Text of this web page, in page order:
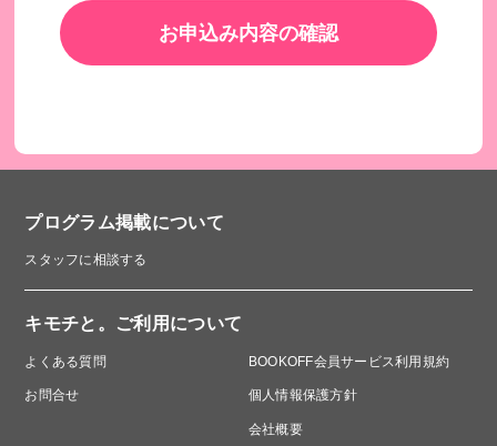
お申込み内容の確認
プログラム掲載について
スタッフに相談する
キモチと。ご利用について
よくある質問
お問合せ
BOOKOFF会員サービス利用規約
個人情報保護方針
会社概要